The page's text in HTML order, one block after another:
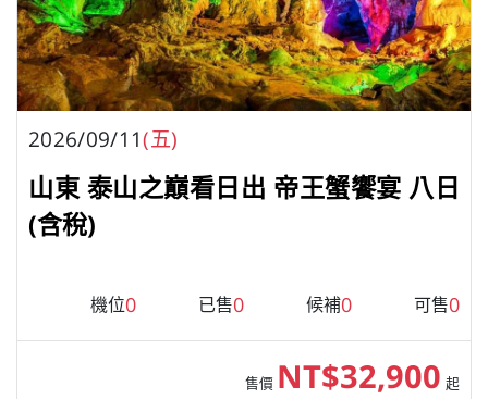
2026/09/11(五)
山東 泰山之巔看日出 帝王蟹饗宴 八日
(含稅)
機位0 已售0 候補0 可售0
售價 NT$32,900 起